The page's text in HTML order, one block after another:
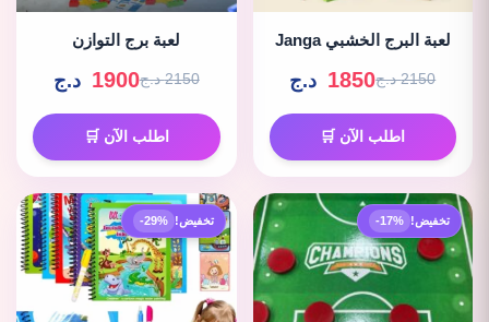
لعبة البرج الخشبي Janga
2150 د.ج 1850 د.ج
اطلب الآن 🛒
لعبة برج التوازن
2150 د.ج 1900 د.ج
اطلب الآن 🛒
تخفيض! -17% تخفيض! -29%